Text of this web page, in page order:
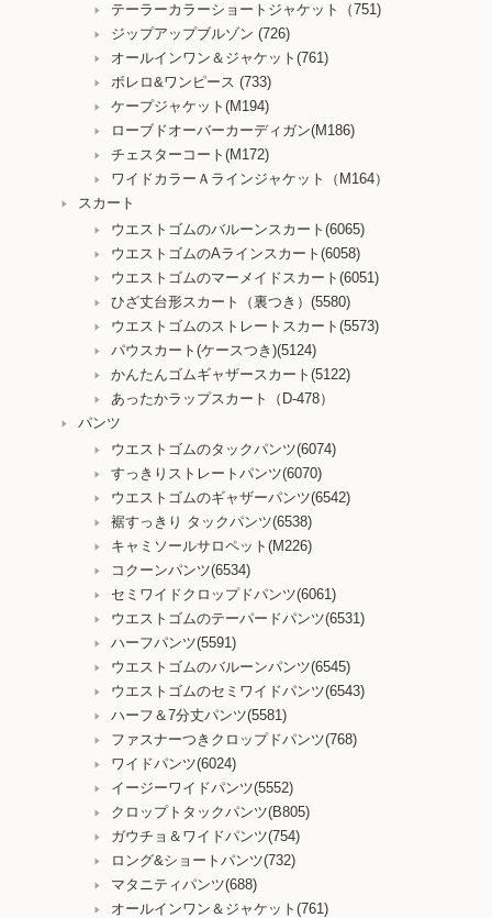
テーラーカラーショートジャケット（751)
ジップアップブルゾン (726)
オールインワン＆ジャケット(761)
ボレロ&ワンピース (733)
ケープジャケット(M194)
ローブドオーバーカーディガン(M186)
チェスターコート(M172)
ワイドカラーＡラインジャケット（M164）
スカート
ウエストゴムのバルーンスカート(6065)
ウエストゴムのAラインスカート(6058)
ウエストゴムのマーメイドスカート(6051)
ひざ丈台形スカート（裏つき）(5580)
ウエストゴムのストレートスカート(5573)
パウスカート(ケースつき)(5124)
かんたんゴムギャザースカート(5122)
あったかラップスカート（D-478）
パンツ
ウエストゴムのタックパンツ(6074)
すっきりストレートパンツ(6070)
ウエストゴムのギャザーパンツ(6542)
裾すっきり タックパンツ(6538)
キャミソールサロペット(M226)
コクーンパンツ(6534)
セミワイドクロップドパンツ(6061)
ウエストゴムのテーパードパンツ(6531)
ハーフパンツ(5591)
ウエストゴムのバルーンパンツ(6545)
ウエストゴムのセミワイドパンツ(6543)
ハーフ＆7分丈パンツ(5581)
ファスナーつきクロップドパンツ(768)
ワイドパンツ(6024)
イージーワイドパンツ(5552)
クロップトタックパンツ(B805)
ガウチョ＆ワイドパンツ(754)
ロング&ショートパンツ(732)
マタニティパンツ(688)
オールインワン＆ジャケット(761)